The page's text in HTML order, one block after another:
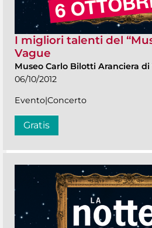
I migliori talenti del
Vague
Museo Carlo Bilotti Aranciera
06/10/2012
Evento|Concerto
Gratis